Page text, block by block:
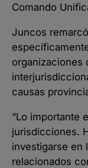
Comando
Juncos
organizaciones
causas
“Lo importante
jurisdicciones.
investigarse en
relacionados